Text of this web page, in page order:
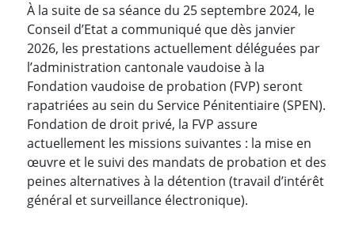
À la suite de sa séance du 25 septembre 2024, le
Conseil d’Etat a communiqué que dès janvier
2026, les prestations actuellement déléguées par
l’administration cantonale vaudoise à la
Fondation vaudoise de probation (FVP) seront
rapatriées au sein du Service Pénitentiaire (SPEN).
Fondation de droit privé, la FVP assure
actuellement les missions suivantes : la mise en
œuvre et le suivi des mandats de probation et des
peines alternatives à la détention (travail d’intérêt
général et surveillance électronique).